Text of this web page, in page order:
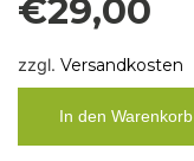
€29,00
zzgl. Versandkosten
In den Warenkorb